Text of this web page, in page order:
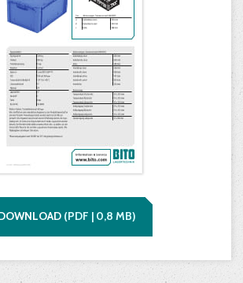
(PDF | 0,8 MB)